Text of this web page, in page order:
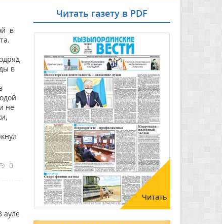
в
в
не
0
ауле
Читать газету в PDF
Читать